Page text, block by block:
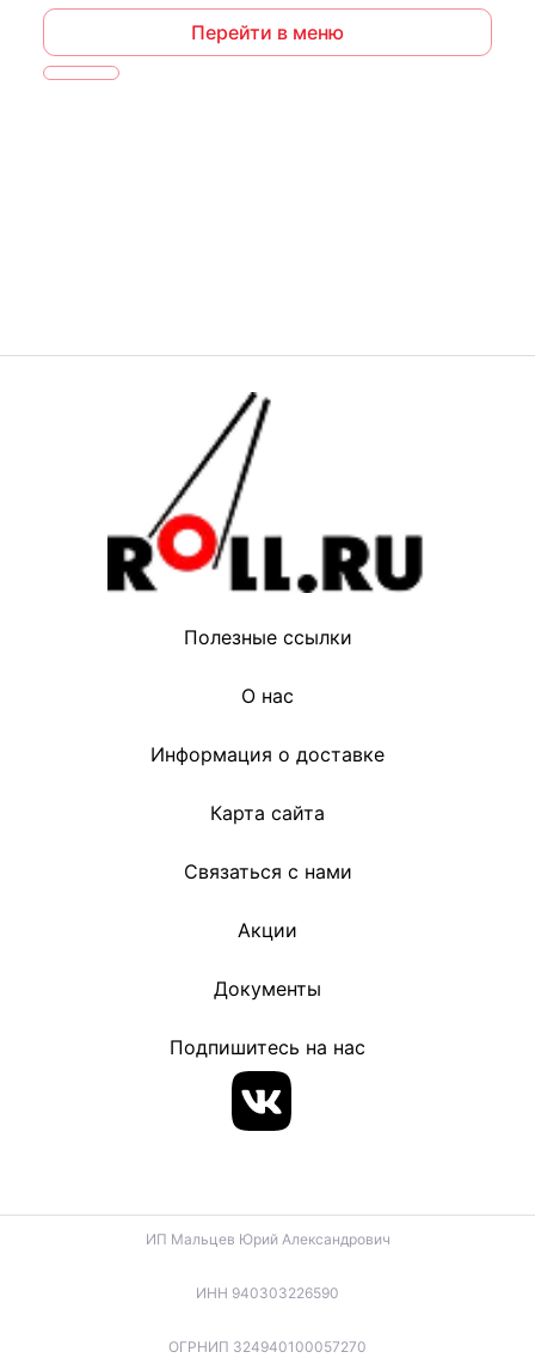
Перейти в меню
Полезные ссылки
О нас
Информация о доставке
Карта сайта
Связаться с нами
Акции
Документы
Подпишитесь на нас
ИП Мальцев Юрий Александрович
ИНН 940303226590
ОГРНИП 324940100057270